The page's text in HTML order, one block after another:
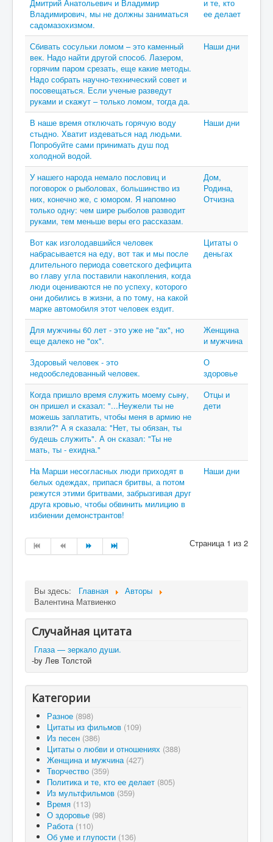
Дмитрий Анатольевич и Владимир
Владимирович, мы не должны заниматься
садомазохизмом.
и те, кто
ее делает
Сбивать сосульки ломом – это каменный
век. Надо найти другой способ. Лазером,
горячим паром срезать, еще какие методы.
Надо собрать научно-технический совет и
посовещаться. Если ученые разведут
руками и скажут – только ломом, тогда да.
Наши дни
В наше время отключать горячую воду
стыдно. Хватит издеваться над людьми.
Попробуйте сами принимать душ под
холодной водой.
Наши дни
У нашего народа немало пословиц и
поговорок о рыболовах, большинство из
них, конечно же, с юмором. Я напомню
только одну: чем шире рыболов разводит
руками, тем меньше веры его рассказам.
Дом,
Родина,
Отчизна
Вот как изголодавшийся человек
набрасывается на еду, вот так и мы после
длительного периода советского дефицита
во главу угла поставили накопления, когда
люди оцениваются не по успеху, которого
они добились в жизни, а по тому, на какой
марке автомобиля этот человек ездит.
Цитаты о
деньгах
Для мужчины 60 лет - это уже не "ах", но
еще далеко не "ох".
Женщина
и мужчина
Здоровый человек - это
недообследованный человек.
О
здоровье
Когда пришло время служить моему сыну,
он пришел и сказал: "...Неужели ты не
можешь заплатить, чтобы меня в армию не
взяли?" А я сказала: "Нет, ты обязан, ты
будешь служить". А он сказал: "Ты не
мать, ты - ехидна."
Отцы и
дети
На Марши несогласных люди приходят в
белых одеждах, припася бритвы, а потом
режутся этими бритвами, забрызгивая друг
друга кровью, чтобы обвинить милицию в
избиении демонстрантов!
Наши дни
Страница 1 из 2
Вы здесь: Главная
Авторы
Валентина Матвиенко
Случайная цитата
Глаза — зеркало души.
-by Лев Толстой
Категории
Разное (898)
Цитаты из фильмов (109)
Из песен (386)
Цитаты о любви и отношениях (388)
Женщина и мужчина (427)
Творчество (359)
Политика и те, кто ее делает (805)
Из мультфильмов (359)
Время (113)
О здоровье (98)
Работа (110)
Об уме и глупости (136)